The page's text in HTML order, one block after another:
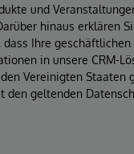
und
hinaus erklären
dass Ihre geschäftlichen
in unsere CRM-
Vereinigten Staaten
den geltenden